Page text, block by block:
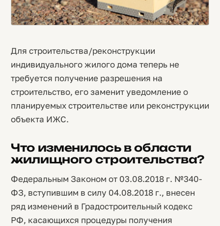
Для строительства/реконструкции
индивидуального жилого дома теперь не
требуется получение разрешения на
строительство, его заменит уведомление о
планируемых строительстве или реконструкции
объекта ИЖС.
Что изменилось в области
жилищного строительства?
Федеральным Законом от 03.08.2018 г. №340-
ФЗ, вступившим в силу 04.08.2018 г., внесен
ряд изменений в Градостроительный кодекс
РФ, касающихся процедуры получения